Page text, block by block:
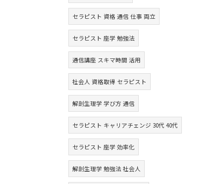
セラピスト 資格 通信 仕事 両立
セラピスト 座学 勉強法
通信講座 スキマ時間 活用
社会人 資格取得 セラピスト
解剖生理学 学び方 通信
セラピスト キャリアチェンジ 30代 40代
セラピスト 座学 効率化
解剖生理学 勉強法 社会人